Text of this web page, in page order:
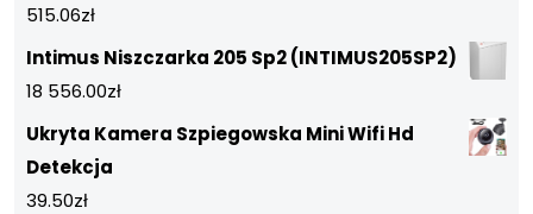
515.06zł
Intimus Niszczarka 205 Sp2 (INTIMUS205SP2)
18 556.00zł
Ukryta Kamera Szpiegowska Mini Wifi Hd
Detekcja
39.50zł